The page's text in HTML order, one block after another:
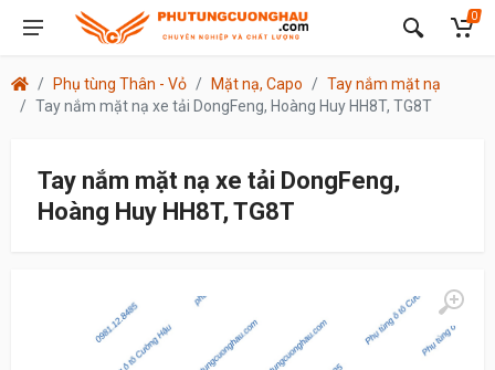
0
Phụ tùng Thân - Vỏ Mặt nạ, Capo
Tay nắm mặt nạ
Tay nắm mặt nạ xe tải DongFeng, Hoàng Huy HH8T, TG8T
Tay nắm mặt nạ xe tải DongFeng,
Hoàng Huy HH8T, TG8T